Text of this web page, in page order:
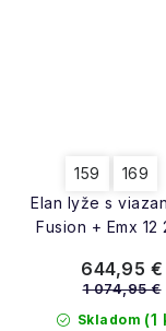
Elan lyže s
Fusion + Emx 12
159 169
Skladom (1
644,95 €
1 074,95 €